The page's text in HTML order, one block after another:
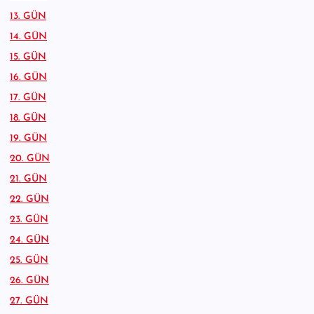
13. GÜN
14. GÜN
15. GÜN
16. GÜN
17. GÜN
18. GÜN
19. GÜN
20. GÜN
21. GÜN
22. GÜN
23. GÜN
24. GÜN
25. GÜN
26. GÜN
27. GÜN